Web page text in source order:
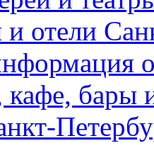
отели
кафе, бары